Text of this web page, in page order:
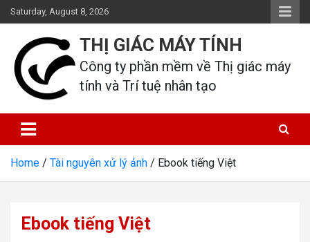
Skip
to
content
Saturday, August 8, 2026
THỊ GIÁC MÁY TÍNH
Công ty phần mềm về Thị giác máy
tính và Trí tuệ nhân tạo
Home Tài nguyên xử lý ảnh Ebook tiếng Việt
Ebook tiếng Việt